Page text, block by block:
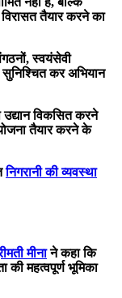
तैयार करने का
स्वयंसेवी
सुनिश्चित कर अभियान
उद्यान विकसित करने
तैयार करने के
निगरानी की व्यवस्था
मीनाने कहा कि
की महत्वपूर्ण भूमिका